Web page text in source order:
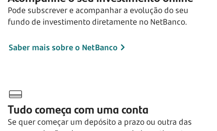
Pode subscrever e acompanhar a evolução do seu
fundo de investimento diretamente no NetBanco.
Saber mais sobre o NetBanco
Tudo começa com uma conta
Se quer começar um depósito a prazo ou outra das